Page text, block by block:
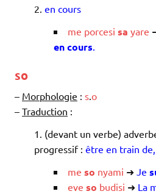
en cours
me porcesi sa yare
en cours
so
– Morphologie : s o
– Traduction :
(devant un verbe)
progressif : être en train
me so nyami ➜ Je
eve so budisi ➜ La